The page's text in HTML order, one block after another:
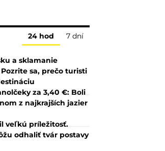
24 hod 7 dní
a sklamanie
sa, prečo turisti
za 3,40 €: Boli
z najkrajších jazier
veľkú príležitosť.
odhaliť tvár postavy